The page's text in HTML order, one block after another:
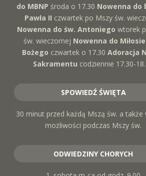
do MBNP środa o 17.30 Nowenna do
Pawła II czwartek po Mszy św.
Nowenna do św. Antoniegowtorek
św. wieczornej Nowenna do
Bożego czwartek o 17.30 Adoracja
Sakramentu codziennie 17.30-
SPOWIEDŹ ŚWIĘTA
30 minut przed każdą Mszą św. a także
możliwości podczas Mszy św.
ODWIEDZINY CHORYCH